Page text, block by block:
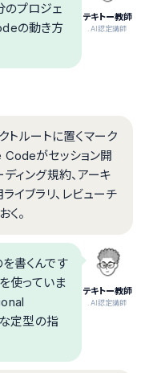
テキトー教師
.AI認定講師
のプロジェ
の動き方
ルートに置くマーク
Codeがセッション開
ィング規約、アーキ
イブラリ、レビューチ
く。
テキトー教師
.AI認定講師
書くんです
使っていま
定型の指